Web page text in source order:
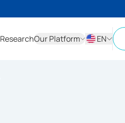
ResearchOur Platform
EN